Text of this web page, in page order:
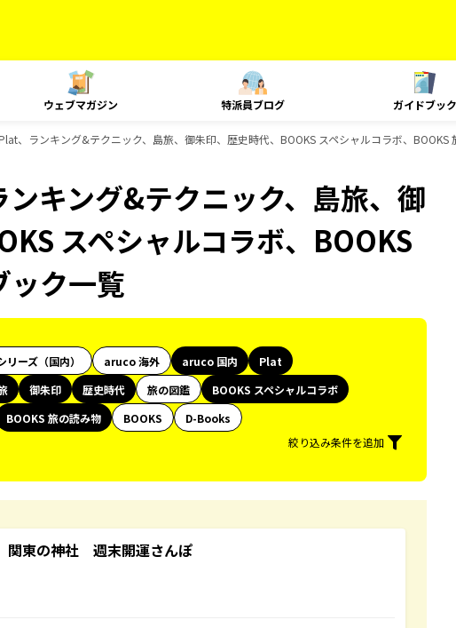
ウェブマガジン 特派員ブログ ガイドブック
、ランキング&テクニック、島旅、御朱印、歴史時代、BOOKS スペシャルコラボ、BOOKS
キング&テクニック、島旅、御
スペシャルコラボ、BOOKS
ック一覧
ーズ（国内） aruco 海外 aruco 国内
Plat
御朱印 歴史時代 旅の図鑑
BOOKS スペシャルコラボ
BOOKS 旅の読み物 BOOKS
D-Books
絞り込み条件を追加
東の神社 週末開運さんぽ